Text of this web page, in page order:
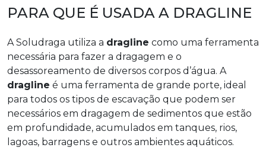
PARA QUE É USADA A DRAGLINE
A Soludraga utiliza a dragline como uma ferramenta
necessária para fazer a dragagem e o
desassoreamento de diversos corpos d’água. A
dragline é uma ferramenta de grande porte, ideal
para todos os tipos de escavação que podem ser
necessários em dragagem de sedimentos que estão
em profundidade, acumulados em tanques, rios,
lagoas, barragens e outros ambientes aquáticos.